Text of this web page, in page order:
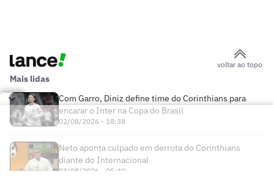
voltar ao topo
Mais lidas
Com Garro, Diniz define time do Corinthians para
encarar o Inter na Copa do Brasil
02/08/2026 - 18:38
Neto aponta culpado em derrota do Corinthians
diante do Internacional
03/08/2026 - 05:40